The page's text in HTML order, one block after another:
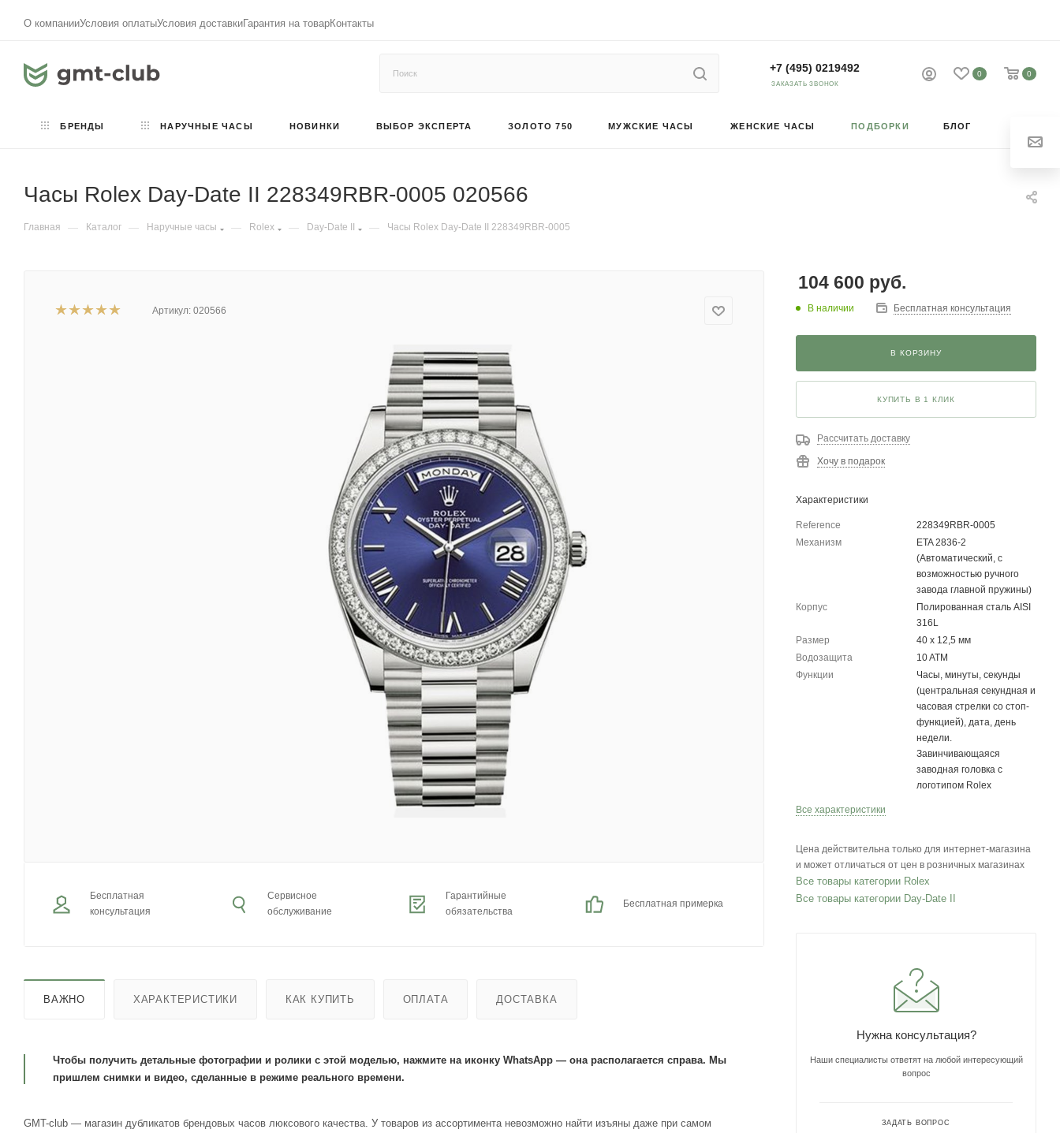
О компанииУсловия оплатыУсловия доставкиГарантия на товарКонтакты
0 0
+7 (495) 0219492
ЗАКАЗАТЬ ЗВОНОК
БРЕНДЫ НАРУЧНЫЕ ЧАСЫ НОВИНКИ ВЫБОР ЭКСПЕРТА ЗОЛОТО 750 МУЖСКИЕ ЧАСЫ ЖЕНСКИЕ ЧАСЫ ПОДБОРКИ БЛОГ
Часы Rolex Day-Date II 228349RBR-0005 020566
Главная — Каталог — Наручные часы — Rolex — Day-Date II — Часы Rolex Day-Date II 228349RBR-0005
Артикул: 020566
Бесплатная
консультация
Сервисное
обслуживание
Гарантийные
обязательства
Бесплатная примерка
ВАЖНО ХАРАКТЕРИСТИКИ КАК КУПИТЬ ОПЛАТА ДОСТАВКА
Чтобы получить детальные фотографии и ролики с этой моделью, нажмите на иконку WhatsApp — она располагается справа. Мы
пришлем снимки и видео, сделанные в режиме реального времени.
GMT-club — магазин дубликатов брендовых часов люксового качества. У товаров из ассортимента невозможно найти изъяны даже при самом
104 600 руб.
В наличии Бесплатная консультация
В КОРЗИНУ
КУПИТЬ В 1 КЛИК
Рассчитать доставку
Хочу в подарок
Характеристики
Reference
228349RBR-0005
Механизм
ETA 2836-2
(Автоматический, с
возможностью ручного
завода главной пружины)
Корпус
Полированная сталь AISI
316L
Размер
40 х 12,5 мм
Водозащита
10 ATM
Функции
Часы, минуты, секунды
(центральная секундная и
часовая стрелки со стоп-
функцией), дата, день
недели.
Завинчивающаяся
заводная головка с
логотипом Rolex
Все характеристики
Цена действительна только для интернет-магазина
и может отличаться от цен в розничных магазинах
Все товары категории Rolex
Все товары категории Day-Date II
Нужна консультация?
Наши специалисты ответят на любой интересующий
вопрос
ЗАДАТЬ ВОПРОС